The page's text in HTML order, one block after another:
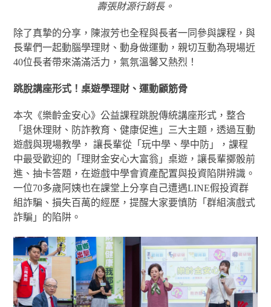
壽張財源行銷長。
除了真摯的分享，陳淑芳也全程與長者一同參與課程，與
長輩們一起動腦學理財、動身做運動，親切互動為現場近
40位長者帶來滿滿活力，氣氛溫馨又熱烈！
跳脫講座形式！桌遊學理財、運動顧筋骨
本次《樂齡金安心》公益課程跳脫傳統講座形式，整合
「退休理財、防詐教育、健康促進」三大主題，透過互動
遊戲與現場教學， 讓長輩從「玩中學、學中防」，課程
中最受歡迎的「理財金安心大富翁」桌遊，讓長輩擲骰前
進、抽卡答題，在遊戲中學會資產配置與投資陷阱辨識。
一位70多歲阿姨也在課堂上分享自己遭遇LINE假投資群
組詐騙、損失百萬的經歷，提醒大家要慎防「群組演戲式
詐騙」的陷阱。